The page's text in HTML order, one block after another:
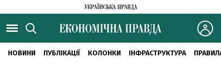
НОВИНИ ПУБЛІКАЦІЇ КОЛОНКИ ІНФРАСТРУКТУРА